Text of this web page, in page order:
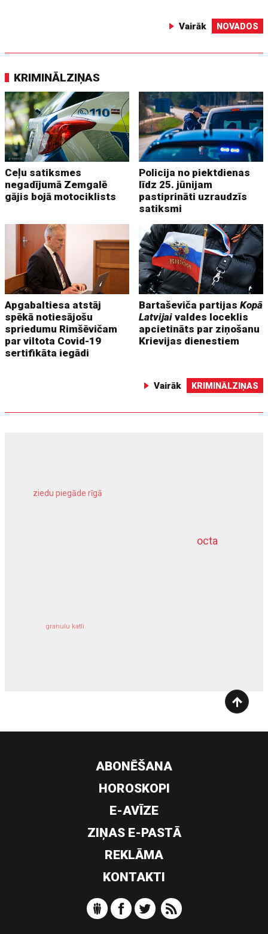
Vairāk NOVADOS
KRIMINĀLZIŅAS
Ceļu satiksmes
negadījumā Zemgalē
gājis bojā motociklists
Policija no piektdienas
līdz 25. jūnijam
pastiprināti uzraudzīs
satiksmi
Apgabaltiesa atstāj
spēkā notiesājošu
spriedumu Rimšēvičam
par viltota Covid-19
sertifikāta iegādi
Bartaševiča partijasKopā
Latvijai valdes loceklis
apcietināts par ziņošanu
Krievijas dienestiem
Vairāk KRIMINĀLZIŅAS
octa
ziedu piegāde rīgā
granulu katli
dziļurbums
ABONĒŠANA
HOROSKOPI
E-AVĪZE
ZIŅAS E-PASTĀ
REKLĀMA
KONTAKTI